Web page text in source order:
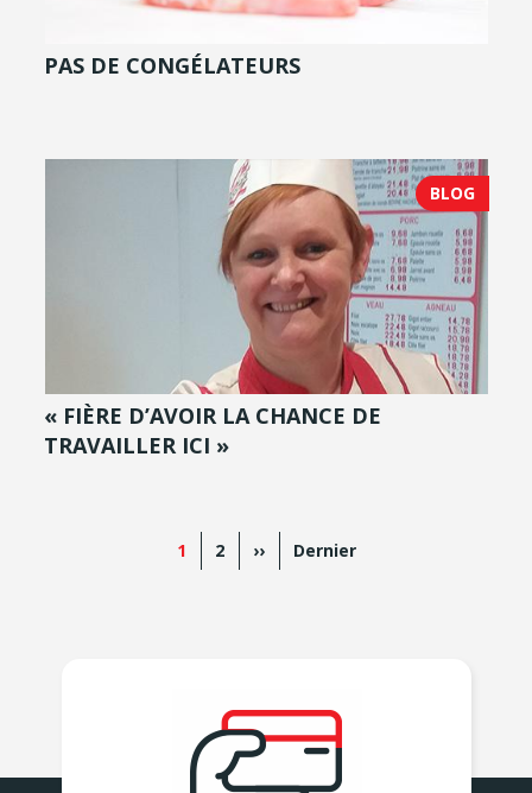
PAS DE CONGÉLATEURS
BLOG
« FIÈRE D’AVOIR LA CHANCE DE
TRAVAILLER ICI »
Page
actuelle
1 Page
2
Page
suivante
››
Dernière
Dernier